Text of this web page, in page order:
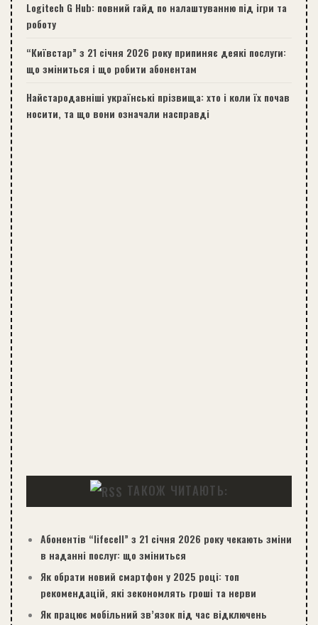
Logitech G Hub: повний гайд по налаштуванню під ігри та
роботу
“Київстар” з 21 січня 2026 року припиняє деякі послуги:
що зміниться і що робити абонентам
Найстародавніші українські прізвища: хто і коли їх почав
носити, та що вони означали насправді
ТАКОЖ ЧИТАЮТЬ:
Абонентів “lifecell” з 21 січня 2026 року чекають зміни
в наданні послуг: що зміниться
Як обрати новий смартфон у 2025 році: топ
рекомендацій, які зекономлять гроші та нерви
Як працює мобільний зв’язок під час відключень